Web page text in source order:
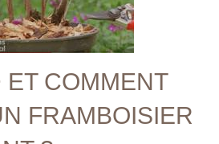
ET COMMENT
FRAMBOISIER